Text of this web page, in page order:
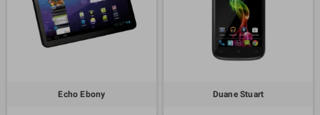
Echo Ebony Duane Stuart